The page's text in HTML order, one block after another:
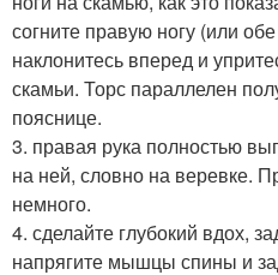
согните правую ногу (или
наклонитесь вперед и
скамьи. Торс параллелен
пояснице.
3. правая рука полностью
на ней, словно на веревке.
немного.
4. сделайте глубокий вдох,
напрягите мышцы спины и